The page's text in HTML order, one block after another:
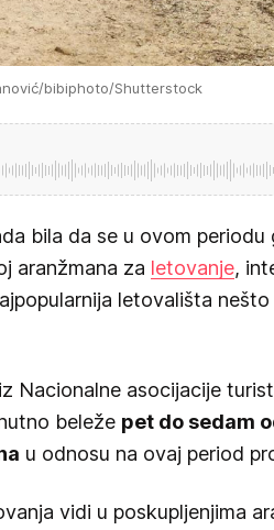
bibiphoto/Shutterstock
bila da se u ovom periodu
aranžmana za letovanje,
letovališta nešto
Nacionalne asocijacije
beleže pet do sedam
u odnosu na ovaj period
vidi u poskupljenjima